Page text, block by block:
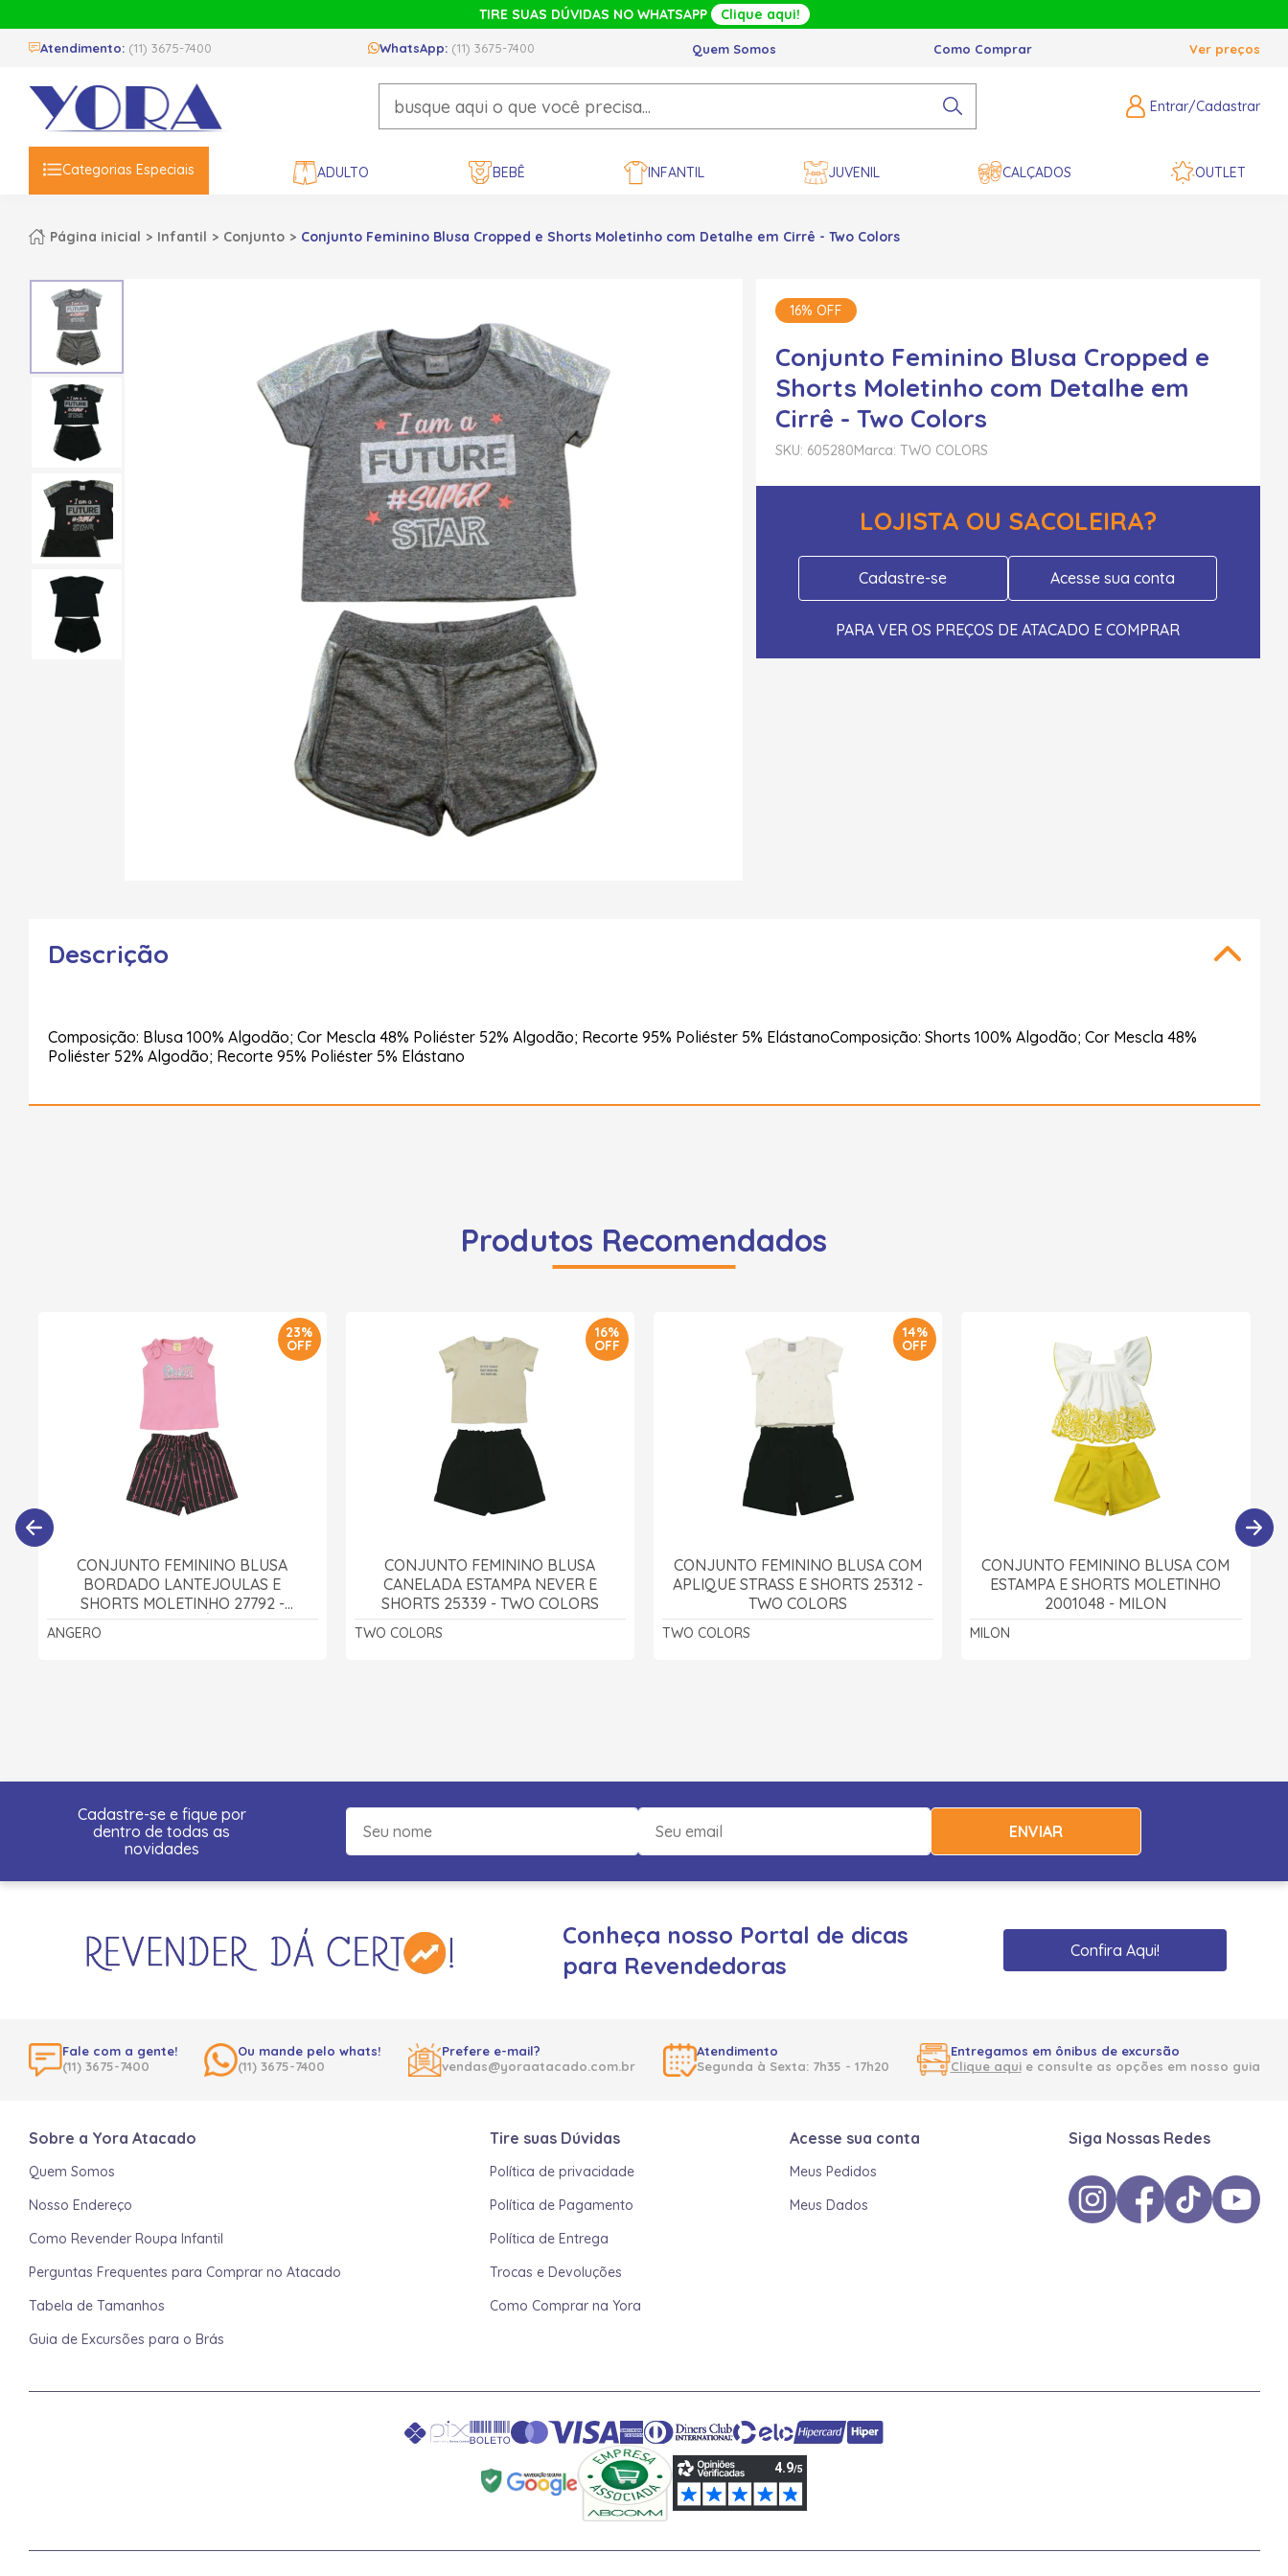
TIRE SUAS DÚVIDAS NO WHATSAPP Clique aqui!
Atendimento: (11) 3675-7400 WhatsApp: (11) 3675-7400 Quem Somos Como Comprar Ver preços
Entrar/Cadastrar
Categorias Especiais ADULTO BEBÊ INFANTIL JUVENIL CALÇADOS OUTLET
Página inicial Infantil Conjunto Conjunto Feminino Blusa Cropped e Shorts Moletinho com Detalhe em Cirrê - Two Colors
16% OFF
Conjunto Feminino Blusa Cropped e
Shorts Moletinho com Detalhe em
Cirrê - Two Colors
SKU: 605280Marca: TWO COLORS
LOJISTA OU SACOLEIRA?
Cadastre-se Acesse sua conta
PARA VER OS PREÇOS DE ATACADO E COMPRAR
Descrição
Composição: Blusa 100% Algodão; Cor Mescla 48% Poliéster 52% Algodão; Recorte 95% Poliéster 5% ElástanoComposição: Shorts 100% Algodão; Cor Mescla 48%
Poliéster 52% Algodão; Recorte 95% Poliéster 5% Elástano
Produtos Recomendados
23%
OFF
CONJUNTO FEMININO BLUSA
BORDADO LANTEJOULAS E
SHORTS MOLETINHO 27792 -
ANGERÔ
ANGERO
16%
OFF
CONJUNTO FEMININO BLUSA
CANELADA ESTAMPA NEVER E
SHORTS 25339 - TWO COLORS
TWO COLORS
14%
OFF
CONJUNTO FEMININO BLUSA COM
APLIQUE STRASS E SHORTS 25312 -
TWO COLORS
TWO COLORS
CONJUNTO FEMININO BLUSA COM
ESTAMPA E SHORTS MOLETINHO
2001048 - MILON
MILON
Cadastre-se e fique por
dentro de todas as
novidades
ENVIAR
Conheça nosso Portal de dicas
para Revendedoras
Confira Aqui!
Fale com a gente!
(11) 3675-7400
Ou mande pelo whats!
(11) 3675-7400
Prefere e-mail?
vendas@yoraatacado.com.br
Atendimento
Segunda à Sexta: 7h35 - 17h20
Entregamos em ônibus de excursão
Clique aquie consulte as opções em nosso guia
Sobre a Yora Atacado
Quem Somos
Nosso Endereço
Como Revender Roupa Infantil
Perguntas Frequentes para Comprar no Atacado
Tabela de Tamanhos
Guia de Excursões para o Brás
Tire suas Dúvidas
Política de privacidade
Política de Pagamento
Política de Entrega
Trocas e Devoluções
Como Comprar na Yora
Acesse sua conta
Meus Pedidos
Meus Dados
Siga Nossas Redes